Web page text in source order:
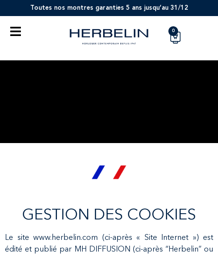
Toutes nos montres garanties 5 ans jusqu’au 31/12
0
GESTION DES COOKIES
Le site www.herbelin.com (ci-après « Site Internet ») est
édité et publié par MH DIFFUSION (ci-après “Herbelin” ou